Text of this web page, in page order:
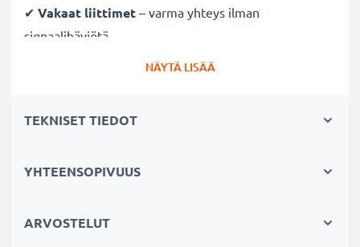
✔ Vakaat liittimet – varma yhteys ilman
signaalihäviötä
– laadukkaasti valmistettu ja pitkäikäinen
Täysin yhteensopiva seuraavien laitteiden kanssa:
Cinch-liittimellä (keltainen (video) / valkoinen (audio
Cinch-liittimellä (keltainen (video) /valkoinen (audio
NÄYTÄ LISÄÄ
TEKNISET TIEDOT
YHTEENSOPIVUUS
ARVOSTELUT